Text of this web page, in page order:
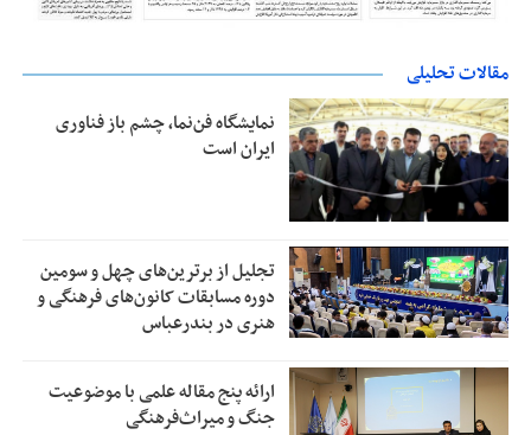
مقالات تحلیلی
نمایشگاه فن‌نما، چشم باز فناوری
ایران است
تجلیل از بر‌ترین‌های چهل و سومین
دوره مسابقات کانون‌های فرهنگی و
هنری در بندرعباس
ارائه پنج مقاله علمی با موضوعیت
جنگ و میراث‌فرهنگی